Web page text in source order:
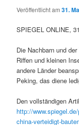
Veröffentlicht am31.
SPIEGEL ONLINE,
Die Nachbarn und
Riffen und kleinen
andere Länder
Peking, das diene
Den vollständigen
http://
china-verteidigt-